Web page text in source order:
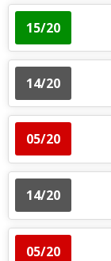
15/20
14/20
05/20
14/20
05/20